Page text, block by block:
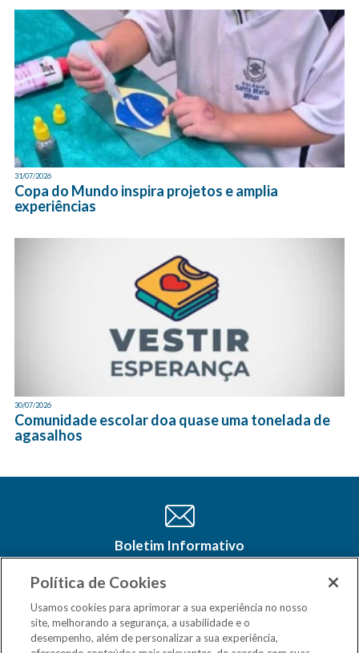
31/07/2026
Copa do Mundo inspira projetos e amplia
experiências
30/07/2026
Comunidade escolar doa quase uma tonelada de
agasalhos
Boletim Informativo
Cadastre-se e receba as últimas
Política de Cookies
Usamos cookies para aprimorar a sua experiência no nosso
site, melhorando a segurança, a usabilidade e o
desempenho, além de personalizar a sua experiência,